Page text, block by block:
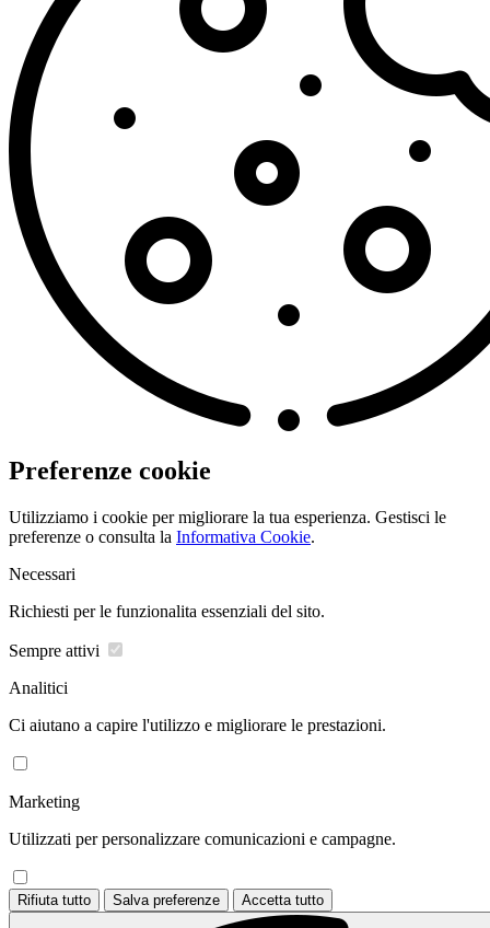
Preferenze cookie
Utilizziamo i cookie per migliorare la tua esperienza. Gestisci le
preferenze o consulta la Informativa Cookie.
Necessari
Richiesti per le funzionalita essenziali del sito.
Sempre attivi
Analitici
Ci aiutano a capire l'utilizzo e migliorare le prestazioni.
Marketing
Utilizzati per personalizzare comunicazioni e campagne.
Rifiuta tutto Salva preferenze Accetta tutto